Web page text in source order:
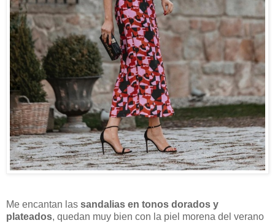
Me encantan las sandalias en tonos dorados y
plateados, quedan muy bien con la piel morena del verano